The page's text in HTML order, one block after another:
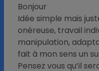
Bonjour
Idée simple mais
onéreuse, travail
manipulation,
fait à mon sens un
Pensez vous qu’il